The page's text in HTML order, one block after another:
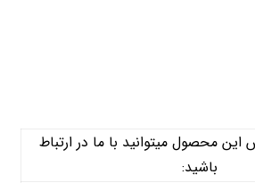
محصول میتوانید با ما در ارتباط
باشید: